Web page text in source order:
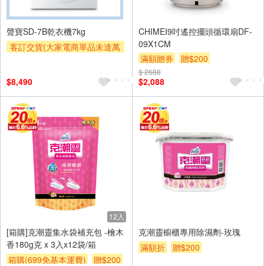
聲寶SD-7B乾衣機7kg
客訂交貨(大家電商單品未達萬
滿額贈券
$8,490
CHIMEI9吋遙控擺頭循環扇DF-
09X1CM
滿額贈券
贈$200
$ 2688
$2,088
12入
[箱購]克潮靈集水袋補充包 -檜木
香180g克 x 3入x12袋/箱
箱購(699免基本運費)
贈$200
克潮靈櫥櫃專用除濕劑-玫瑰
滿額折
贈$200